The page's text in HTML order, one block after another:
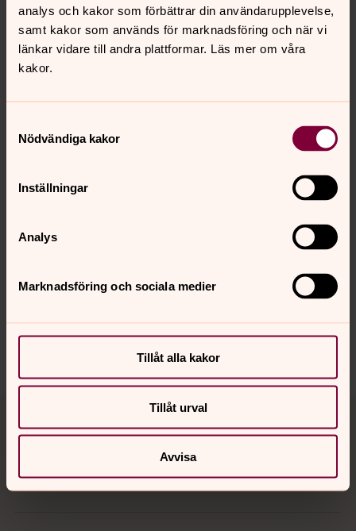
analys och kakor som förbättrar din användarupplevelse,
samt kakor som används för marknadsföring och när vi
länkar vidare till andra plattformar. Läs mer om våra
kakor.
Nödvändiga kakor
Inställningar
Analys
Marknadsföring och sociala medier
Tillåt alla kakor
Tillåt urval
Avvisa
Kathe Berggren
E-post:
Senast ändrad 28 maj 2025
lillaedets.pastorat@svenskakyrkan.se
Dela
Kontakt